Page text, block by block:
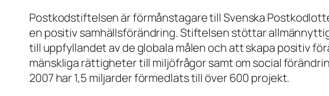
Postkodstiftelsen är förmånstagare till Svenska
en positiv samhällsförändring. Stiftelsen stöttar
till uppfyllandet av de globala målen och att skapa positiv
mänskliga rättigheter till miljöfrågor samt om social
2007 har 1,5 miljarder förmedlats till över 600 projekt.